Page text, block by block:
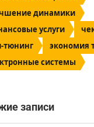
динамики
услуги
тюнинг
экономия
системы
записи